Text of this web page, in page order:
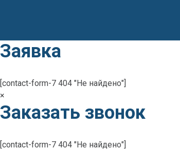
Заявка
[contact-form-7 404 "Не найдено"]
×
Заказать звонок
[contact-form-7 404 "Не найдено"]